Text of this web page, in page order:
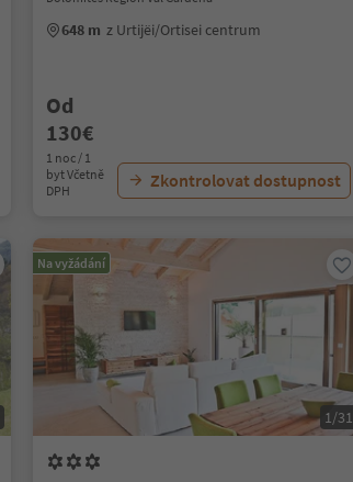
648 m z Urtijëi/Ortisei centrum
Od
130€
1 noc / 1
byt Včetně
DPH
Zkontrolovat dostupnost
Na vyžádání
1/31